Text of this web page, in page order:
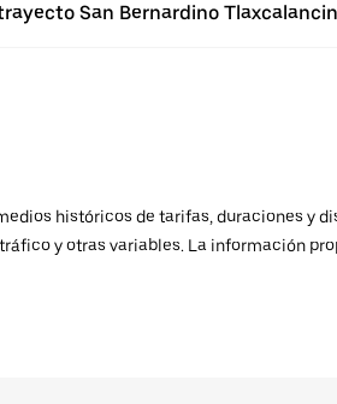
San Bernardino
históricos de tarifas, duraciones y
y otras variables. La información